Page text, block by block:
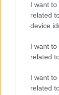
I want
related
device
I want
related
I want
related
Ajánlott